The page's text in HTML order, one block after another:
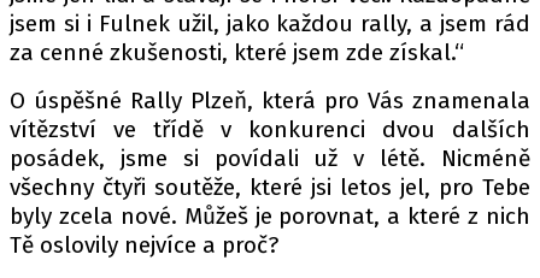
jsem si i Fulnek užil, jako každou rally, a jsem rád
za cenné zkušenosti, které jsem zde získal.“
O úspěšné Rally Plzeň, která pro Vás znamenala
vítězství ve třídě v konkurenci dvou dalších
posádek, jsme si povídali už v létě. Nicméně
všechny čtyři soutěže, které jsi letos jel, pro Tebe
byly zcela nové. Můžeš je porovnat, a které z nich
Tě oslovily nejvíce a proč?